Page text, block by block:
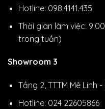
Hotline: 098.4141.435
Thời gian làm việc:
trong tuần)
Showroom 3
Tầng 2, TTTM Mê Linh
Hotline: 024 22605866